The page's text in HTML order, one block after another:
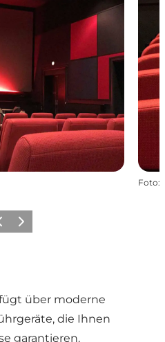
Foto:
Weiter
über moderne
die Ihnen
garantieren.